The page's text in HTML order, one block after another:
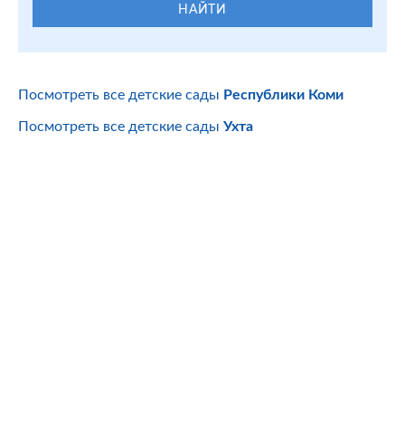
НАЙТИ
Посмотреть все детские сады Республики Коми
Посмотреть все детские сады Ухта